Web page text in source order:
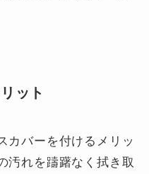
ット
カバーを付けるメリッ
汚れを躊躇なく拭き取